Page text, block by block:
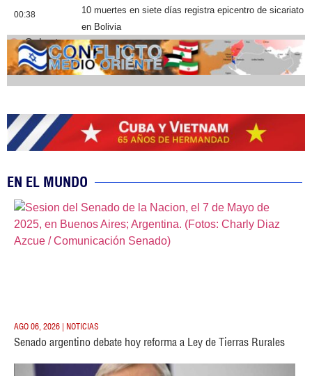
00:38
10 muertes en siete días registra epicentro de sicariato
en Bolivia
Cobertura
EN EL MUNDO
AGO 06, 2026 | NOTICIAS
Senado argentino debate hoy reforma a Ley de Tierras Rurales